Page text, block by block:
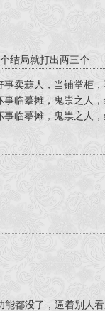
结局就打出两三个
卖蒜人，当铺掌柜
临摹摊，鬼祟之人
临摹摊，鬼祟之人
能都没了，逼着别人